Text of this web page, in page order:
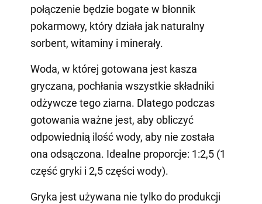
połączenie będzie bogate w błonnik
pokarmowy, który działa jak naturalny
sorbent, witaminy i minerały.
Woda, w której gotowana jest kasza
gryczana, pochłania wszystkie składniki
odżywcze tego ziarna. Dlatego podczas
gotowania ważne jest, aby obliczyć
odpowiednią ilość wody, aby nie została
ona odsączona. Idealne proporcje: 1:2,5 (1
część gryki i 2,5 części wody).
Gryka jest używana nie tylko do produkcji